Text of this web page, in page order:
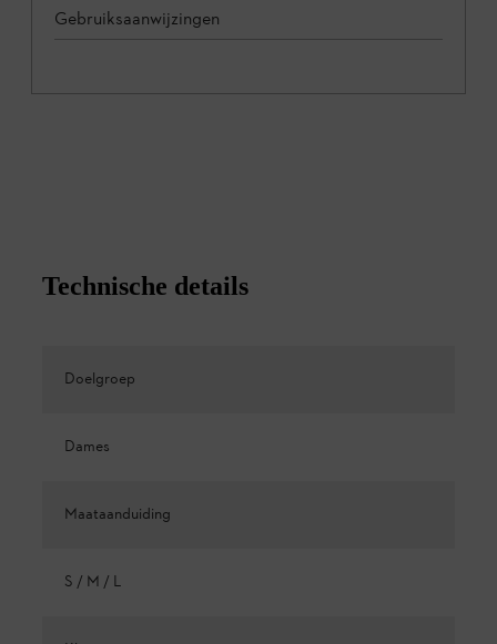
Gebruiksaanwijzingen
Technische details
Doelgroep
Dames
Maataanduiding
S / M / L